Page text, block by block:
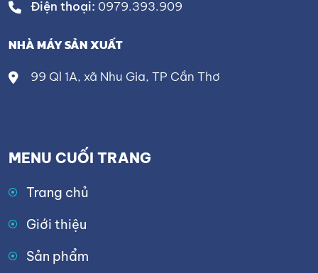
Điện thoại: 0979.393.909
NHÀ MÁY SẢN XUẤT
99 Ql 1A, xã Nhu Gia, TP Cần Thơ
MENU CUỐI TRANG
Trang chủ
Giới thiệu
Sản phẩm